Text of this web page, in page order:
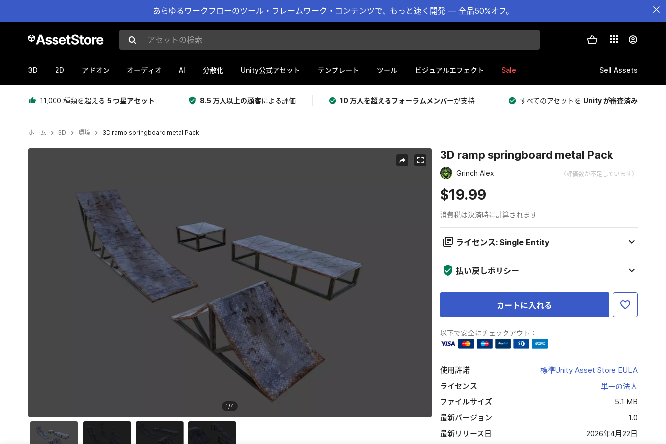
あらゆるワークフローのツール・フレームワーク・コンテンツで、もっと速く開発 — 全品50%オフ。
アセットの検索
3D 2D アドオン オーディオ AI 分散化 Unity公式アセット テンプレート ツール ビジュアルエフェクト Sale Sell Assets
11,000 種類を超える 5 つ星アセット 8.5 万人以上の顧客による評価 10 万人を超えるフォーラムメンバーが支持 すべてのアセットを Unity が審査済み
ホーム 3D 環境 3D ramp springboard metal Pack
1/4
3D ramp springboard metal Pack
Grinch Alex （評価数が不足しています）
$19.99
消費税は決済時に計算されます
ライセンス: Single Entity
払い戻しポリシー
カートに入れる
以下で安全にチェックアウト：
使用許諾
標準Unity Asset Store EULA
ライセンス
単一の法人
ファイルサイズ
5.1 MB
最新バージョン
1.0
最新リリース日
2026年4月22日